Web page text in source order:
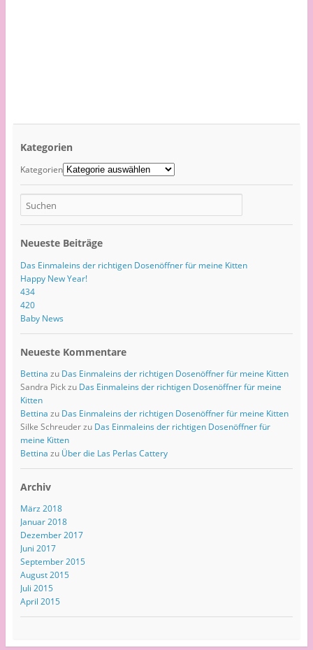
Kategorien
Kategorien
Neueste Beiträge
Das Einmaleins der richtigen Dosenöffner für meine Kitten
Happy New Year!
434
420
Baby News
Neueste Kommentare
Bettina zu Das Einmaleins der richtigen Dosenöffner für meine Kitten
Sandra Pickzu Das Einmaleins der richtigen Dosenöffner für meine
Kitten
Bettina zu Das Einmaleins der richtigen Dosenöffner für meine Kitten
Silke Schreuderzu Das Einmaleins der richtigen Dosenöffner für
meine Kitten
Bettina zu Über die Las Perlas Cattery
Archiv
März 2018
Januar 2018
Dezember 2017
Juni 2017
September 2015
August 2015
Juli 2015
April 2015